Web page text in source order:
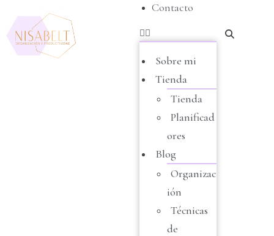
Contacto
Sobre mi
Tienda
Tienda
Planificad
ores
Blog
Organizac
ión
Técnicas
de